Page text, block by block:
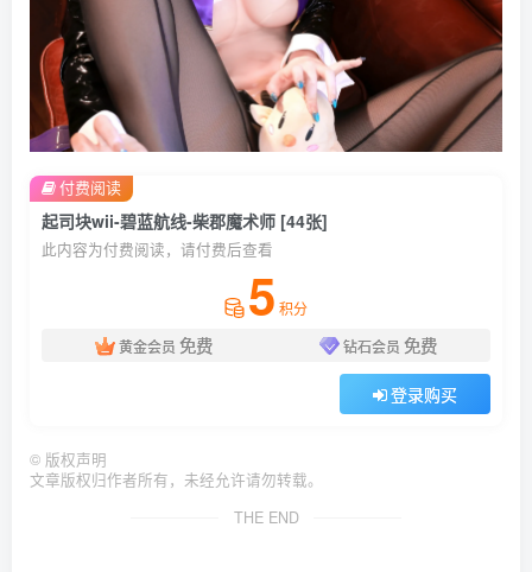
起司块wii-碧蓝航线-柴郡魔术师 [44张]
此内容为付费阅读，请付费后查看
5 积分
黄金会员 免费 钻石会员 免费
登录购买
付费阅读
© 版权声明
文章版权归作者所有，未经允许请勿转载。
THE END